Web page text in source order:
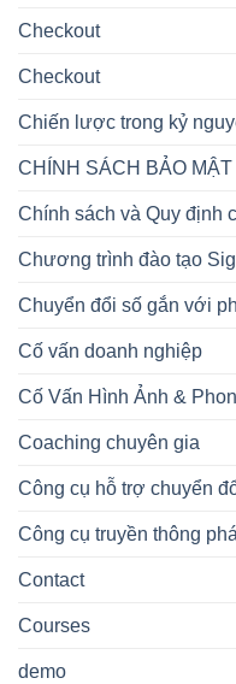
Checkout
Checkout
Chiến lược trong kỷ
CHÍNH SÁCH BẢO MẬT
Chính sách và Quy định
Chương trình đào tạo
Chuyển đổi số gắn với
Cố vấn doanh nghiệp
Cố Vấn Hình Ảnh &
Coaching chuyên gia
Công cụ hỗ trợ chuyển
Công cụ truyền thông
Contact
Courses
demo